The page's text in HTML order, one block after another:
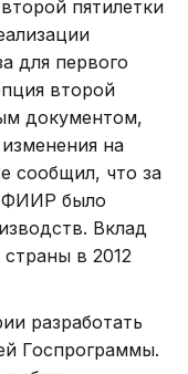
пятилетки
для первого
второй
документом,
на
сообщил, что за
было
Вклад
в 2012
разработать
Госпрограммы.